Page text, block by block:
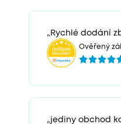
„Rychlé dodání
Ověřený
„jediny obchod